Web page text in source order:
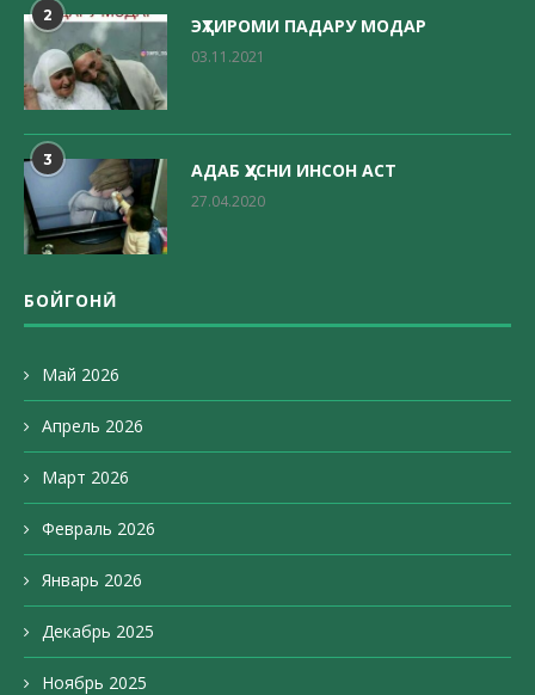
2 ЭҲТИРОМИ ПАДАРУ МОДАР
03.11.2021
3 АДАБ ҲУСНИ ИНСОН АСТ
27.04.2020
БОЙГОНӢ
Май 2026
Апрель 2026
Март 2026
Февраль 2026
Январь 2026
Декабрь 2025
Ноябрь 2025